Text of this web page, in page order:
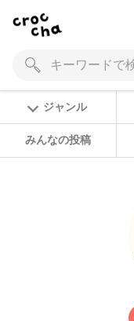
ジャンル
みんなの投稿